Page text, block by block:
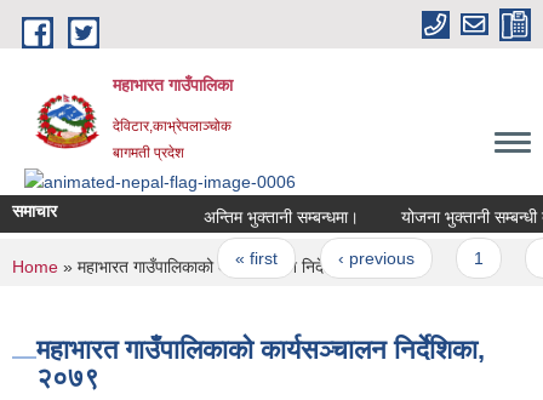
Skip to main content
महाभारत गाउँपालिका
देविटार,काभ्रेपलाञ्चोक
बागमती प्रदेश
समाचार अन्तिम भुक्तानी सम्बन्धमा। योजना भुक्तानी सम्बन्धी
Pages
« first ‹ previous
You are here
Home » महाभारत गाउँपालिकाको कार्यसञ्‍चालन निर्देशिका, २०७९
महाभारत गाउँपालिकाको कार्यसञ्‍चालन निर्देशिका,
२०७९